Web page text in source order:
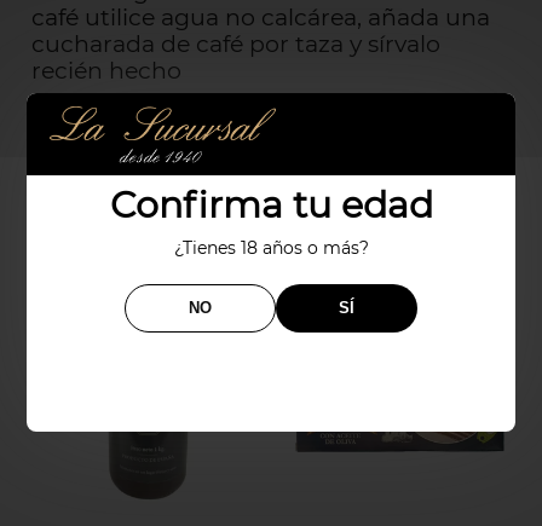
Confirma tu edad
¿Tienes 18 años o más?
NO SÍ
café utilice agua no calcárea, añada una
cucharada de café por taza y sírvalo
recién hecho
PRODUCTOS RELACIONADOS